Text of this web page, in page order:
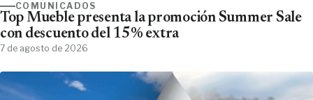
COMUNICADOS
Top Mueble presenta la promoción Summer Sale
con descuento del 15% extra
7 de agosto de 2026